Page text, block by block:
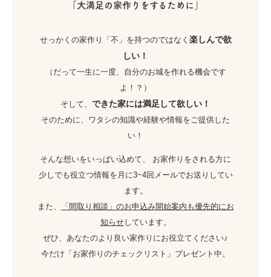
「大満足の家作りをするために」
せっかくの家作り「不」を持つのではなく 楽しんで欲
しい！
（だって一生に一度、自分のお城を作れる機会です
よ！？）
そして、 できた家には満足して欲しい！
そのために、ワタシの知識や経験や情報をご提供した
い！
そんな想いをいっぱい込めて、 お家作りをされる方に
少しでも役立つ情報を月に3~4回メールでお送りしてい
ます。
また、
「間取り相談」のお申込み開始案内も優先的にお
知らせしています。
ぜひ、あなたのより良い家作りにお役立てください♪
今だけ「お家作りのチェックリスト」プレゼント中。